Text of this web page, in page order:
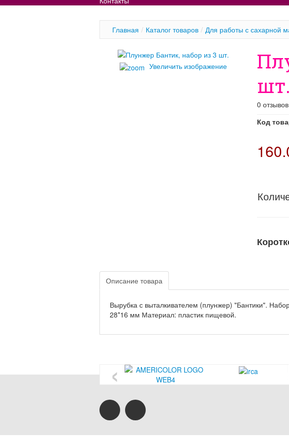
Главная / Каталог товаров / Для работы с сахарной
Увеличить изображение
шт.
0
Код
Описание товара
Вырубка с выталкивателем (плунжер) "Бантики".
28*16 мм Материал: пластик пищевой.
‹